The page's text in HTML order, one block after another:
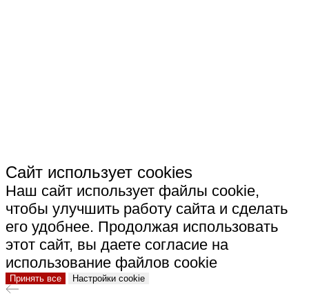
Сайт использует cookies
Наш сайт использует файлы cookie,
чтобы улучшить работу сайта и сделать
его удобнее. Продолжая использовать
этот сайт, вы даете согласие на
использование файлов cookie
Принять все Настройки cookie